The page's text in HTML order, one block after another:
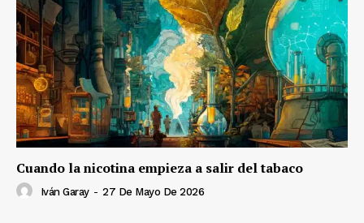
Cuando la nicotina empieza a salir del tabaco
Iván Garay - 27 De Mayo De 2026